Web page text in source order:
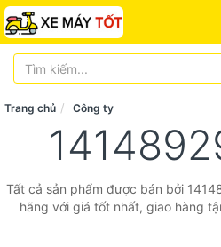
Trang chủ Công ty
Tất cả sản phẩm được bán bởi
hãng với giá tốt nhất, giao hàng